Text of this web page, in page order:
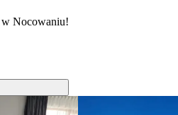
Nocowaniu!